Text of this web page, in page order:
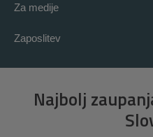
Za medije
Zaposlitev
Najbolj